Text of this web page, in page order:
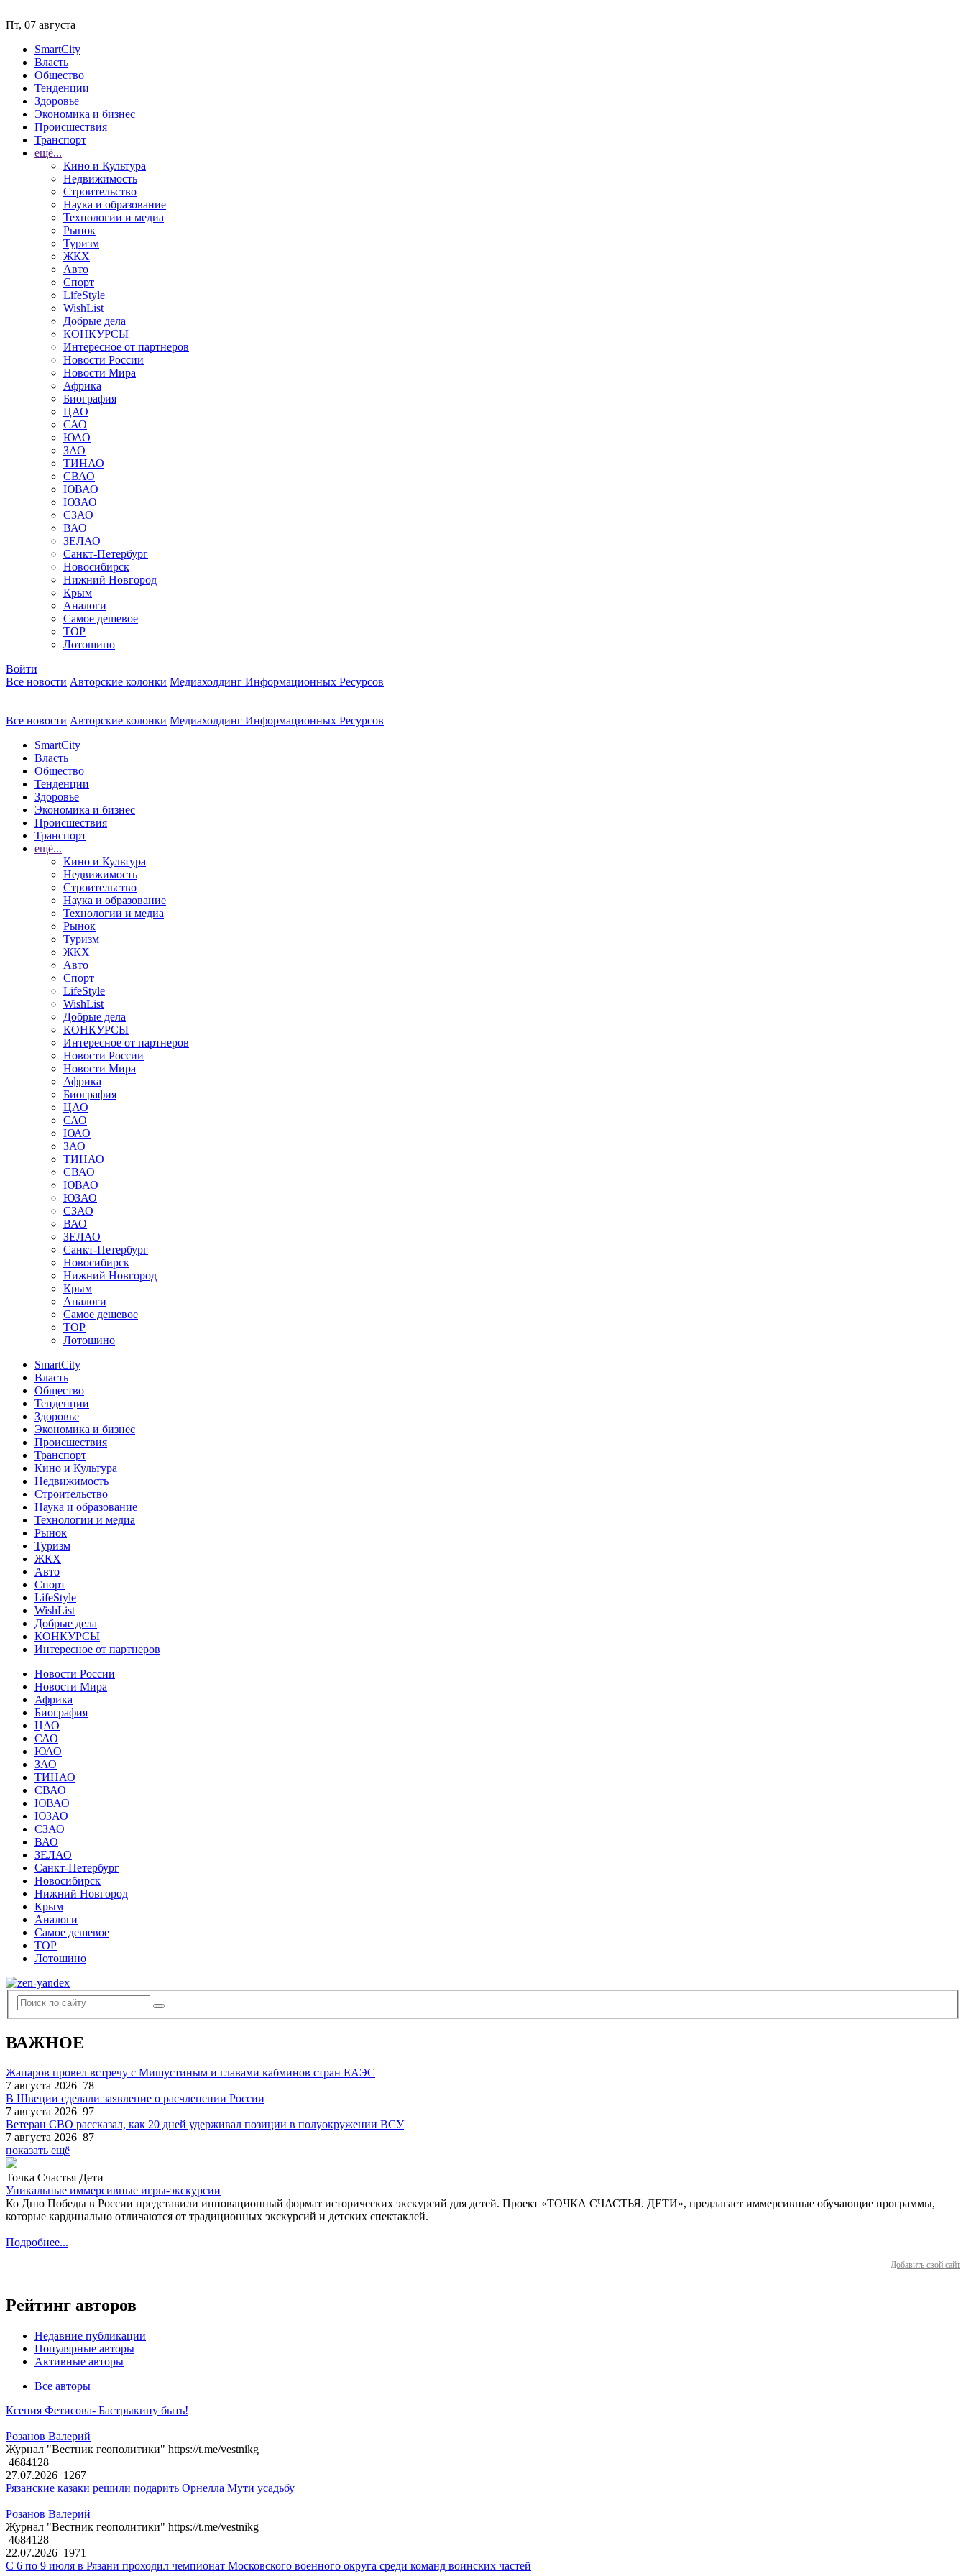
Пт, 07 августа
SmartCity
Власть
Общество
Тенденции
Здоровье
Экономика и бизнес
Происшествия
Транспорт
ещё...
Кино и Культура
Недвижимость
Строительство
Наука и образование
Технологии и медиа
Рынок
Туризм
ЖКХ
Авто
Спорт
LifeStyle
WishList
Добрые дела
КОНКУРСЫ
Интересное от партнеров
Новости России
Новости Мира
Африка
Биография
ЦАО
САО
ЮАО
ЗАО
ТИНАО
СВАО
ЮВАО
ЮЗАО
СЗАО
ВАО
ЗЕЛАО
Санкт-Петербург
Новосибирск
Нижний Новгород
Крым
Аналоги
Самое дешевое
TOP
Лотошино
Войти
Все новости Авторские колонки Медиахолдинг Информационных Ресурсов
Все новости Авторские колонки Медиахолдинг Информационных Ресурсов
SmartCity
Власть
Общество
Тенденции
Здоровье
Экономика и бизнес
Происшествия
Транспорт
ещё...
Кино и Культура
Недвижимость
Строительство
Наука и образование
Технологии и медиа
Рынок
Туризм
ЖКХ
Авто
Спорт
LifeStyle
WishList
Добрые дела
КОНКУРСЫ
Интересное от партнеров
Новости России
Новости Мира
Африка
Биография
ЦАО
САО
ЮАО
ЗАО
ТИНАО
СВАО
ЮВАО
ЮЗАО
СЗАО
ВАО
ЗЕЛАО
Санкт-Петербург
Новосибирск
Нижний Новгород
Крым
Аналоги
Самое дешевое
TOP
Лотошино
SmartCity
Власть
Общество
Тенденции
Здоровье
Экономика и бизнес
Происшествия
Транспорт
Кино и Культура
Недвижимость
Строительство
Наука и образование
Технологии и медиа
Рынок
Туризм
ЖКХ
Авто
Спорт
LifeStyle
WishList
Добрые дела
КОНКУРСЫ
Интересное от партнеров
Новости России
Новости Мира
Африка
Биография
ЦАО
САО
ЮАО
ЗАО
ТИНАО
СВАО
ЮВАО
ЮЗАО
СЗАО
ВАО
ЗЕЛАО
Санкт-Петербург
Новосибирск
Нижний Новгород
Крым
Аналоги
Самое дешевое
TOP
Лотошино
ВАЖНОЕ
Жапаров провел встречу с Мишустиным и главами кабминов стран ЕАЭС
7 августа 2026 78
В Швеции сделали заявление о расчленении России
7 августа 2026 97
Ветеран СВО рассказал, как 20 дней удерживал позиции в полуокружении ВСУ
7 августа 2026 87
показать ещё
Точка Счастья Дети
Уникальные иммерсивные игры-экскурсии
Ко Дню Победы в России представили инновационный формат исторических экскурсий для детей. Проект «ТОЧКА СЧАСТЬЯ. ДЕТИ», предлагает иммерсивные обучающие программы,
которые кардинально отличаются от традиционных экскурсий и детских спектаклей.
Подробнее...
Добавить свой сайт
Рейтинг авторов
Недавние публикации
Популярные авторы
Активные авторы
Все авторы
Ксения Фетисова- Бастрыкину быть!
Розанов Валерий
Журнал "Вестник геополитики" https://t.me/vestnikg
4684128
27.07.2026 1267
Рязанские казаки решили подарить Орнелла Мути усадьбу
Розанов Валерий
Журнал "Вестник геополитики" https://t.me/vestnikg
4684128
22.07.2026 1971
С 6 по 9 июля в Рязани проходил чемпионат Московского военного округа среди команд воинских частей